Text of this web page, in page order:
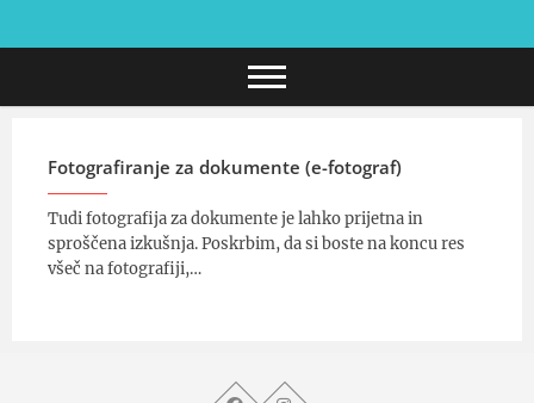
Fotografiranje za dokumente (e-fotograf)
Tudi fotografija za dokumente je lahko prijetna in
sproščena izkušnja. Poskrbim, da si boste na koncu res
všeč na fotografiji,…